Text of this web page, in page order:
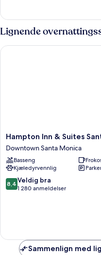
balkong
2
queensize-
senger,
tilgjengelighetstilpasset
badekar,
Lignende
Hampton
Inn
&
Suites
Santa
Monica
Downtown
Hampton Inn & Suites
Downtown Santa Monica
Basseng
Kjæledyrvennlig
8.4
av
8,4 Veldig bra
1 280 anmeldelser
Hampton Inn & Suites Santa
Sammenlign med